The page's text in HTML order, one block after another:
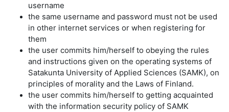
username
the same username and password must not be used
in other internet services or when registering for
them
the user commits him/herself to obeying the rules
and instructions given on the operating systems of
Satakunta University of Applied Sciences (SAMK), on
principles of morality and the Laws of Finland.
the user commits him/herself to getting acquainted
with the information security policy of SAMK